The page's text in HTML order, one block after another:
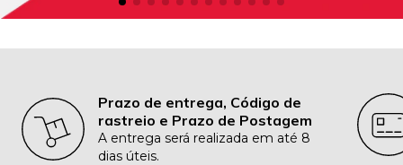
Prazo de entrega, Código de
rastreio e Prazo de Postagem
A entrega será realizada em até 8
dias úteis.